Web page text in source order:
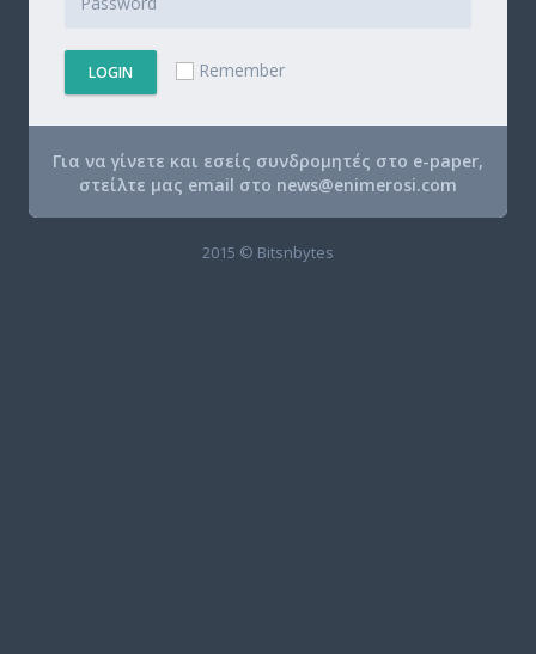
LOGIN Remember
Για να γίνετε και εσείς συνδρομητές στο e-paper,
στείλτε μας email στο news@enimerosi.com
2015 © Bitsnbytes